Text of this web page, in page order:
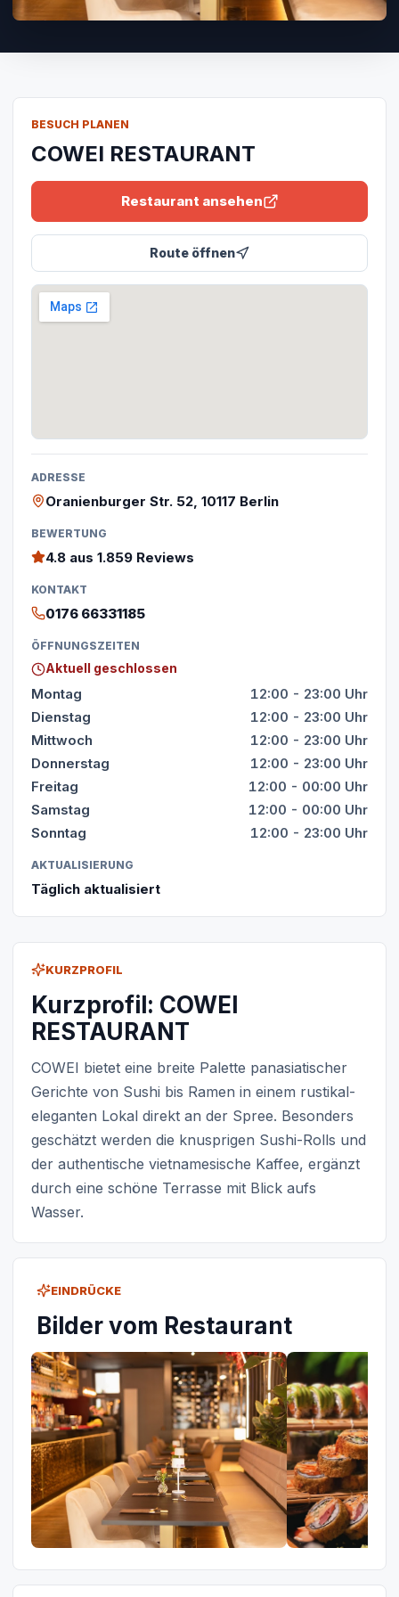
KURZPROFIL
Kurzprofil: COWEI
RESTAURANT
COWEI bietet eine breite Palette panasiatischer
Gerichte von Sushi bis Ramen in einem rustikal-
eleganten Lokal direkt an der Spree. Besonders
geschätzt werden die knusprigen Sushi-Rolls und
der authentische vietnamesische Kaffee, ergänzt
durch eine schöne Terrasse mit Blick aufs
Wasser.
EINDRÜCKE
Bilder vom Restaurant
BESUCH PLANEN
COWEI RESTAURANT
Restaurant ansehen
Route öffnen
ADRESSE
Oranienburger Str. 52, 10117 Berlin
BEWERTUNG
4.8 aus 1.859 Reviews
KONTAKT
0176 66331185
ÖFFNUNGSZEITEN
Aktuell geschlossen
Montag
12:00 - 23:00 Uhr
Dienstag
12:00 - 23:00 Uhr
Mittwoch
12:00 - 23:00 Uhr
Donnerstag
12:00 - 23:00 Uhr
Freitag
12:00 - 00:00 Uhr
Samstag
12:00 - 00:00 Uhr
Sonntag
12:00 - 23:00 Uhr
AKTUALISIERUNG
Täglich aktualisiert